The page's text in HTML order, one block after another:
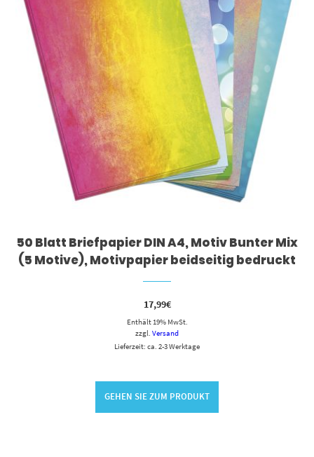
50 Blatt Briefpapier DIN A4, Motiv Bunter Mix
(5 Motive), Motivpapier beidseitig bedruckt
17,99€
Enthält 19% MwSt.
zzgl. Versand
Lieferzeit: ca. 2-3 Werktage
GEHEN SIE ZUM PRODUKT